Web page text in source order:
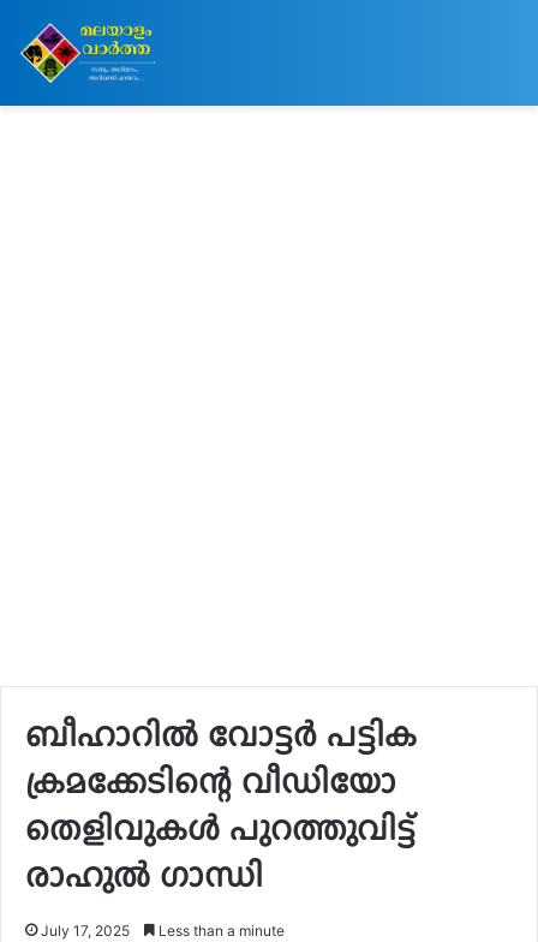
ബീഹാറിൽ വോട്ടർ പട്ടിക
ക്രമക്കേടിന്റെ വീഡിയോ
തെളിവുകൾ പുറത്തുവിട്ട്
രാഹുൽ ഗാന്ധി
July 17, 2025 Less than a minute